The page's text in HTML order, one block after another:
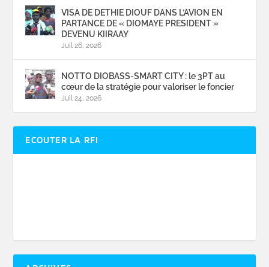
VISA DE DETHIE DIOUF DANS L’AVION EN
PARTANCE DE « DIOMAYE PRESIDENT »
DEVENU KIIRAAY
Juil 26, 2026
NOTTO DIOBASS-SMART CITY : le 3PT au
cœur de la stratégie pour valoriser le foncier
Juil 24, 2026
ECOUTER LA RFI